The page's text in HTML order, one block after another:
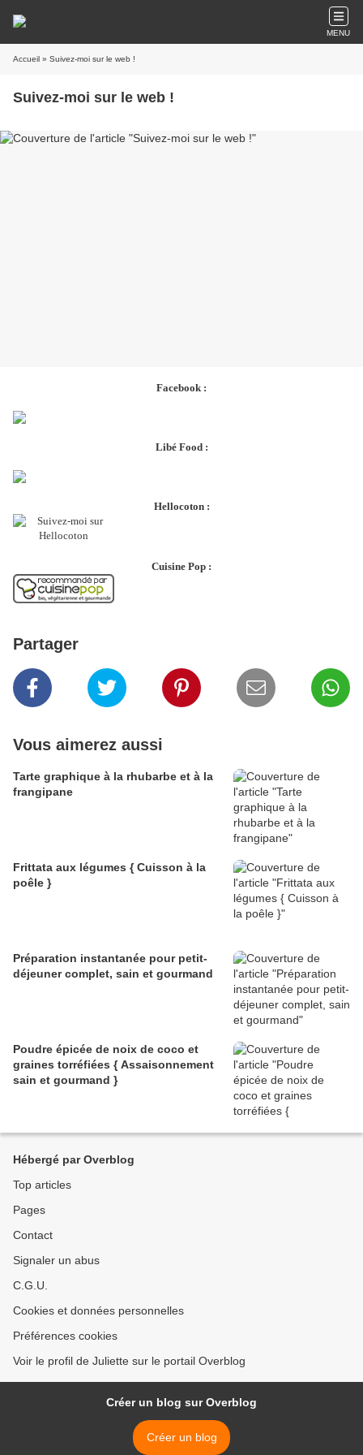
MENU
Accueil » Suivez-moi sur le web !
Suivez-moi sur le web !
Facebook :
Libé Food :
Hellocoton :
Cuisine Pop :
Partager
Vous aimerez aussi
Tarte graphique à la rhubarbe et à la
frangipane
Frittata aux légumes { Cuisson à la
poêle }
Préparation instantanée pour petit-
déjeuner complet, sain et gourmand
Poudre épicée de noix de coco et
graines torréfiées { Assaisonnement
sain et gourmand }
Hébergé par Overblog
Top articles
Pages
Contact
Signaler un abus
C.G.U.
Cookies et données personnelles
Préférences cookies
Voir le profil de Juliette sur le portail Overblog
Créer un blog sur Overblog
Créer un blog